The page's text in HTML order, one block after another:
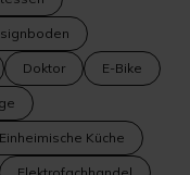
Doktor E-Bike
Einheimische Küche